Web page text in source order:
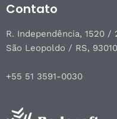
Contato
R. Independência, 1520 /
São Leopoldo / RS,
+55 51 3591-0030